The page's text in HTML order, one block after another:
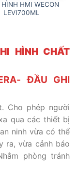
HMI WECON
LEVI700ML
HÌNH CHẤT
ĐẦU GHI
Cho phép người
qua các thiết bị
ninh vừa có thể
ra, vừa cảnh báo
phòng tránh